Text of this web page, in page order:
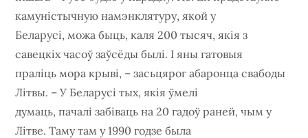
камуністычную намэнклятуру, якой у
Беларусі, можа быць, каля 200 тысяч, якія з
савецкіх часоў заўсёды былі. І яны гатовыя
праліць мора крыві, – засьцярог абаронца свабоды
Літвы. – У Беларусі тых, якія ўмелі
думаць, пачалі забіваць на 20 гадоў раней, чым у
Літве. Таму там у 1990 годзе была